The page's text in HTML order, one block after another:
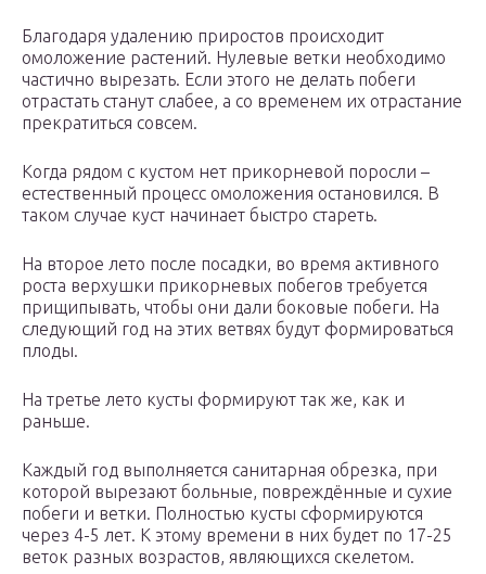
Благодаря удалению приростов происходит
омоложение растений. Нулевые ветки необходимо
частично вырезать. Если этого не делать побеги
отрастать станут слабее, а со временем их отрастание
прекратиться совсем.
Когда рядом с кустом нет прикорневой поросли –
естественный процесс омоложения остановился. В
таком случае куст начинает быстро стареть.
На второе лето после посадки, во время активного
роста верхушки прикорневых побегов требуется
прищипывать, чтобы они дали боковые побеги. На
следующий год на этих ветвях будут формироваться
плоды.
На третье лето кусты формируют так же, как и
раньше.
Каждый год выполняется санитарная обрезка, при
которой вырезают больные, повреждённые и сухие
побеги и ветки. Полностью кусты сформируются
через 4-5 лет. К этому времени в них будет по 17-25
веток разных возрастов, являющихся скелетом.